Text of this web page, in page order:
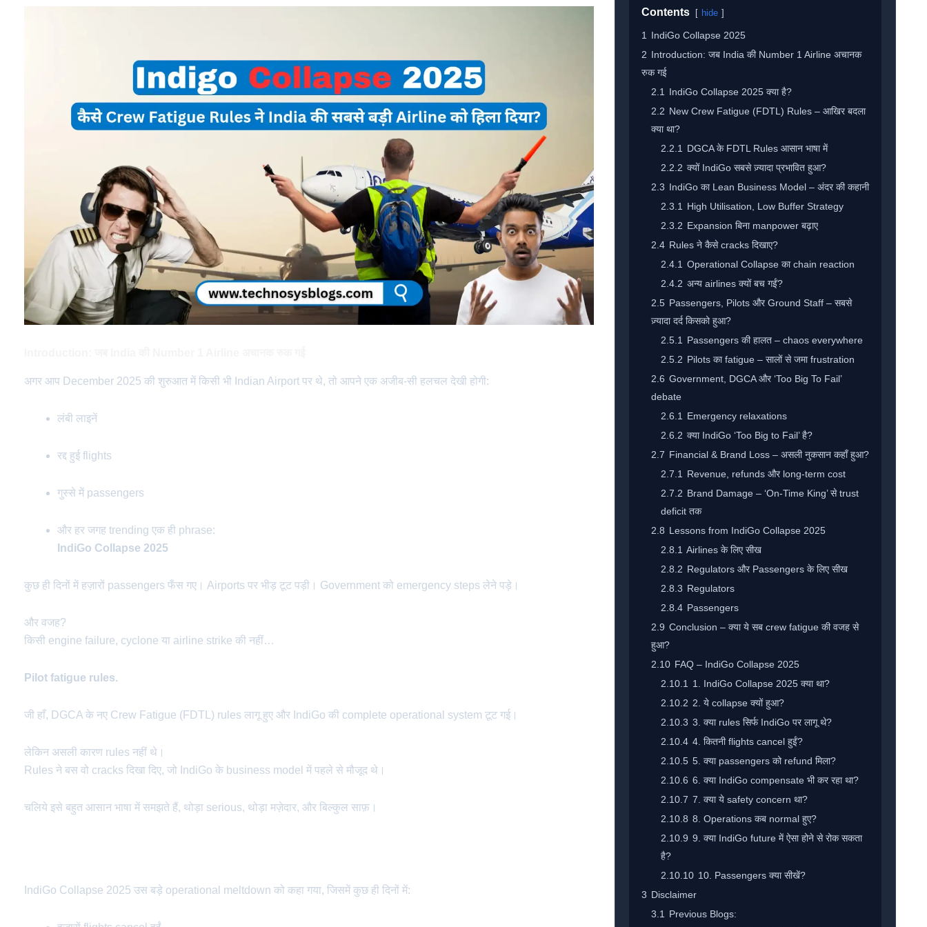
अगर आप December 2025 की शुरुआत में किसी भी Indian Airport पर थे, तो आपने एक अजीब-सी हलचल देखी होगी:
लंबी लाइनें
रद्द हुई flights
गुस्से में passengers
और हर जगह trending एक ही phrase:
IndiGo Collapse 2025
कुछ ही दिनों में हज़ारों passengers फँस गए। Airports पर भीड़ टूट पड़ी। Government को emergency steps लेने पड़े।
और वजह?
किसी engine failure, cyclone या airline strike की नहीं…
Pilot fatigue rules.
जी हाँ, DGCA के नए Crew Fatigue (FDTL) rules लागू हुए और IndiGo की complete operational system टूट गई।
लेकिन असली कारण rules नहीं थे।
Rules ने बस वो cracks दिखा दिए, जो IndiGo के business model में पहले से मौजूद थे।
चलिये इसे बहुत आसान भाषा में समझते हैं, थोड़ा serious, थोड़ा मज़ेदार, और बिल्कुल साफ़।
IndiGo Collapse 2025 उस बड़े operational meltdown को कहा गया, जिसमें कुछ ही दिनों में:
Contents hide
1
IndiGo Collapse 2025
2 Introduction: जब India की Number 1 Airline अचानक
रुक गई
2.1
IndiGo Collapse 2025 क्या है?
2.2 New Crew Fatigue (FDTL) Rules – आखिर बदला
क्या था?
2.2.1
DGCA के FDTL Rules आसान भाषा में
2.2.2 क्यों IndiGo सबसे ज़्यादा प्रभावित हुआ?
2.3 IndiGo का Lean Business Model – अंदर की कहानी
2.3.1
High Utilisation, Low Buffer Strategy
2.3.2 Expansion बिना manpower बढ़ाए
2.4 Rules ने कैसे cracks दिखाए?
2.4.1 Operational Collapse का chain reaction
2.4.2 अन्य airlines क्यों बच गईं?
2.5 Passengers, Pilots और Ground Staff – सबसे
ज़्यादा दर्द किसको हुआ?
2.5.1
Passengers की हालत – chaos everywhere
2.5.2 Pilots का fatigue – सालों से जमा frustration
2.6 Government, DGCA और ‘Too Big To Fail’
debate
2.6.1
Emergency relaxations
2.6.2 क्या IndiGo ‘Too Big to Fail’ है?
2.7 Financial & Brand Loss – असली नुकसान कहाँ हुआ?
2.7.1
Revenue, refunds और long-term cost
2.7.2 Brand Damage – ‘On-Time King’ से trust
deficit तक
2.8 Lessons from IndiGo Collapse 2025
2.8.1 Airlines के लिए सीख
2.8.2 Regulators और Passengers के लिए सीख
2.8.3 Regulators
2.8.4 Passengers
2.9 Conclusion – क्या ये सब crew fatigue की वजह से
हुआ?
2.10 FAQ – IndiGo Collapse 2025
2.10.1
1. IndiGo Collapse 2025 क्या था?
2.10.2 2. ये collapse क्यों हुआ?
2.10.3 3. क्या rules सिर्फ IndiGo पर लागू थे?
2.10.4 4. कितनी flights cancel हुईं?
2.10.5 5. क्या passengers को refund मिला?
2.10.6 6. क्या IndiGo compensate भी कर रहा था?
2.10.7 7. क्या ये safety concern था?
2.10.8 8. Operations कब normal हुए?
2.10.9 9. क्या IndiGo future में ऐसा होने से रोक सकता
है?
2.10.10 10. Passengers क्या सीखें?
3 Disclaimer
3.1
Previous Blogs: